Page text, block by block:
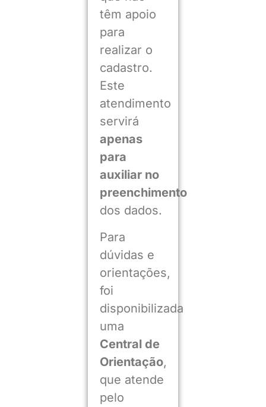
têm apoio
para
realizar o
cadastro.
Este
atendimento
servirá
apenas
para
auxiliar no
preenchimento
dos dados.
Para
dúvidas e
orientações,
foi
disponibilizada
uma
Central de
Orientação,
que atende
pelo